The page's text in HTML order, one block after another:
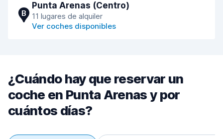
B
Punta Arenas (Centro)
11 lugares de alquiler
Ver coches disponibles
¿Cuándo hay que reservar un
coche en Punta Arenas y por
cuántos días?